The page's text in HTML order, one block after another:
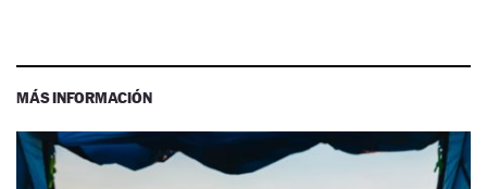
MÁS INFORMACIÓN